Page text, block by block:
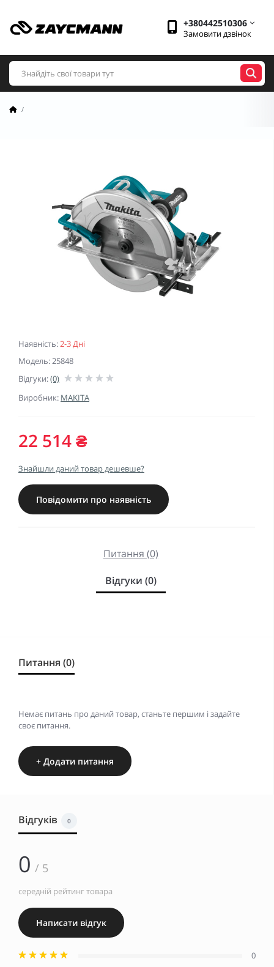
+380442510306
Замовити дзвінок
Наявність:2-3 Дні
Модель: 25848
Відгуки:(0)
Виробник: MAKITA
22 514 ₴
Знайшли даний товар дешевше?
Повідомити про наявність
Питання (0)
Відгуки (0)
Питання (0)
Немає питань про даний товар, станьте першим і задайте
своє питання.
+ Додати питання
Відгуків 0
0 / 5
середній рейтинг товара
Написати відгук
0